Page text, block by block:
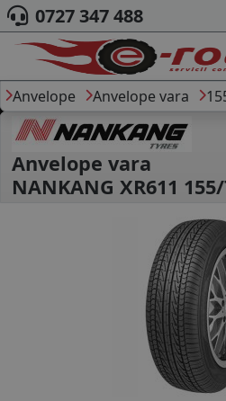
ACASA
DESPRE NOI
ANVELOPE
AUTO
CAMION
MOTO
CAUTARE DUPA
MARCA
B2B -
0727 347 488
Anvelope Anvelope vara
Anvelope vara
NANKANG XR611